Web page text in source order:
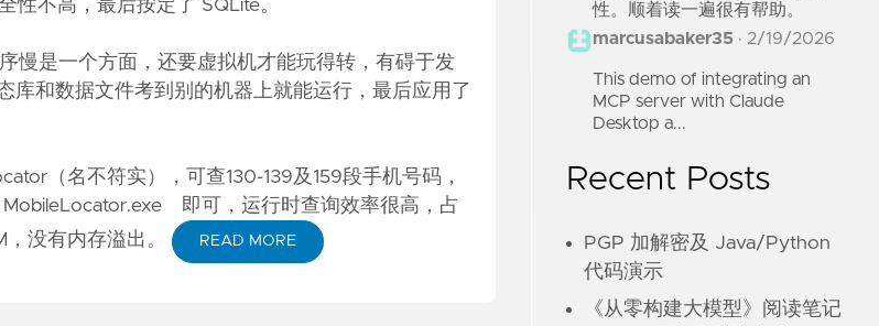
不高，最后按定了 SQLite。
慢是一个方面，还要虚拟机才能玩得转，有碍于发
和数据文件考到别的机器上就能运行，最后应用了
（名不符实），可查130-139及159段手机号码，
即可，运行时查询效率很高，占
没有内存溢出。
READ MORE
性。顺着读一遍很有帮助。
marcusabaker35 · 2/19/2026
This demo of integrating an
MCP server with Claude
Desktop a...
Recent Posts
PGP 加解密及 Java/Python
代码演示
《从零构建大模型》阅读笔记